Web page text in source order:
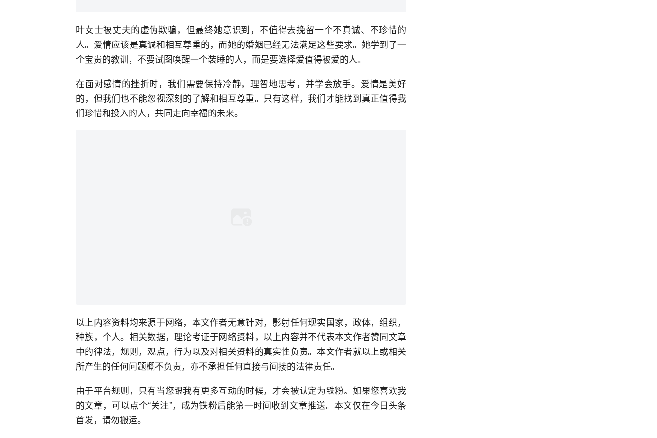
叶女士被丈夫的虚伪欺骗，但最终她意识到，不值得去挽留一个不真诚、不珍惜的
人。爱情应该是真诚和相互尊重的，而她的婚姻已经无法满足这些要求。她学到了一
个宝贵的教训，不要试图唤醒一个装睡的人，而是要选择爱值得被爱的人。
在面对感情的挫折时，我们需要保持冷静，理智地思考，并学会放手。爱情是美好
的，但我们也不能忽视深刻的了解和相互尊重。只有这样，我们才能找到真正值得我
们珍惜和投入的人，共同走向幸福的未来。
以上内容资料均来源于网络，本文作者无意针对，影射任何现实国家，政体，组织，
种族，个人。相关数据，理论考证于网络资料，以上内容并不代表本文作者赞同文章
中的律法，规则，观点，行为以及对相关资料的真实性负责。本文作者就以上或相关
所产生的任何问题概不负责，亦不承担任何直接与间接的法律责任。
由于平台规则，只有当您跟我有更多互动的时候，才会被认定为铁粉。如果您喜欢我
的文章，可以点个“关注”，成为铁粉后能第一时间收到文章推送。本文仅在今日头条
首发，请勿搬运。